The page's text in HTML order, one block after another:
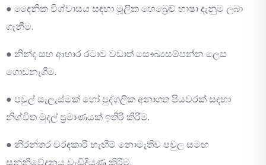
● දෛනික විශ්වාසය සඳහා මූලික හෙබ්‍රෙව් භාෂා දැනුම ලබා
ගැනීම.
● නින්ද සහ ආහාර රටාව වඩාත් සෞඛ්‍යසම්පන්න ලෙස
ගොඩනැගීම.
● පවුල් සැලැස්මක් හෝ පුද්ගලික අනාගත පියවරක් සඳහා
නිශ්චිත මුදල් ප්‍රමාණයක් ඉතිරි කිරීම.
● නිරන්තර වරදකාරී හැඟීම් නොමැතිව පවුල සමඟ
සන්නිවේදනය වැඩිදියුණු කිරීම.